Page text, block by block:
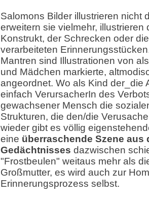
Salomons Bilder illustrieren nicht
erweitern sie vielmehr, illustrieren
Konstrukt, der Schrecken oder
verarbeiteten
Mantren sind Illustrationen von
und Mädchen markierte,
angeordnet. Wo als Kind der_die
einfach VerursacherIn des
gewachsener Mensch die
Strukturen, die den/die
wieder gibt es völlig
eine überraschende Szene aus
Gedächtnisses dazwischen
"Frostbeulen" weitaus mehr als
Großmutter, es wird auch zur
Erinnerungsprozess selbst.